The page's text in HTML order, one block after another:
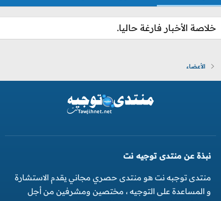
خلاصة الأخبار فارغة حاليا.
الأعضاء
نبذة عن منتدى توجيه نت
منتدى توجبه نت هو منتدى حصري مجاني يقدم الاستشارة
و المساعدة على التوجيه ، مختصين ومشرفين من أجل